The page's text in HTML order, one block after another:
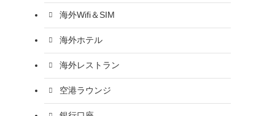
海外Wifi＆SIM
海外ホテル
海外レストラン
空港ラウンジ